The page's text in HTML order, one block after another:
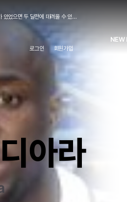
으면 두 달전에 데려올 수 있던 애인데
알과 2032년 재계약
고 시즌 보내면 우리는 무관인데 이걸 손놓고 있는건 좀...
났다는 생각이드네요
져있던건데
보고 의지 확인한거죠 더 기다리기엔 8월 첫주..
NEW
로그인 회원가입
아라